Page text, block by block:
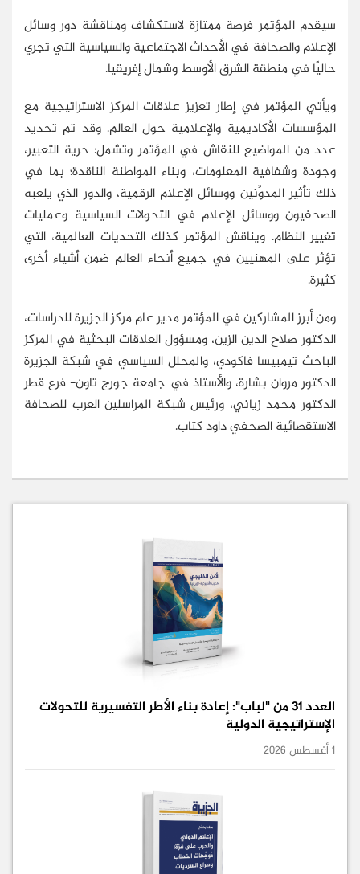
سيقدم المؤتمر فرصة ممتازة لاستكشاف ومناقشة دور وسائل
الإعلام والصحافة في الأحداث الاجتماعية والسياسية التي تجري
حاليًا في منطقة الشرق الأوسط وشمال إفريقيا.
ويأتي المؤتمر في إطار تعزيز علاقات المركز الاستراتيجية مع
المؤسسات الأكاديمية والإعلامية حول العالم. وقد تم تحديد
عدد من المواضيع للنقاش في المؤتمر وتشمل: حرية التعبير،
وجودة وشفافية المعلومات، وبناء المواطنة الناقدة؛ بما في
ذلك تأثير المدوِّنين ووسائل الإعلام الرقمية، والدور الذي يلعبه
الصحفيون ووسائل الإعلام في التحولات السياسية وعمليات
تغيير النظام. ويناقش المؤتمر كذلك التحديات العالمية، التي
تؤثر على المهنيين في جميع أنحاء العالم ضمن أشياء أخرى
كثيرة.
ومن أبرز المشاركين في المؤتمر مدير عام مركز الجزيرة للدراسات،
الدكتور صلاح الدين الزين، ومسؤول العلاقات البحثية في المركز
الباحث تيمبيسا فاكودي، والمحلل السياسي في شبكة الجزيرة
الدكتور مروان بشارة، والأستاذ في جامعة جورج تاون- فرع قطر
الدكتور محمد زياني، ورئيس شبكة المراسلين العرب للصحافة
الاستقصائية الصحفي داود كتاب.
العدد 31 من "لباب": إعادة بناء الأطر التفسيرية للتحولات
الإستراتيجية الدولية
1 أغسطس 2026